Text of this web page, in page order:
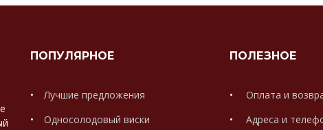
ПОПУЛЯРНОЕ
Лучшие предложения
Односолодовый виски
ПОЛЕЗНОЕ
Оплата и
Адреса и